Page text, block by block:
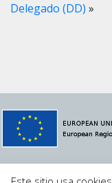
Delegado (DD) »
© 2021 Megavatio